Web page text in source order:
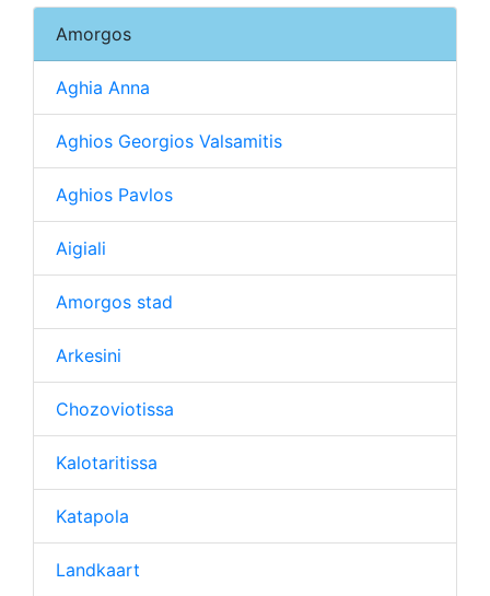
Amorgos
Aghia Anna
Aghios Georgios Valsamitis
Aghios Pavlos
Aigiali
Amorgos stad
Arkesini
Chozoviotissa
Kalotaritissa
Katapola
Landkaart